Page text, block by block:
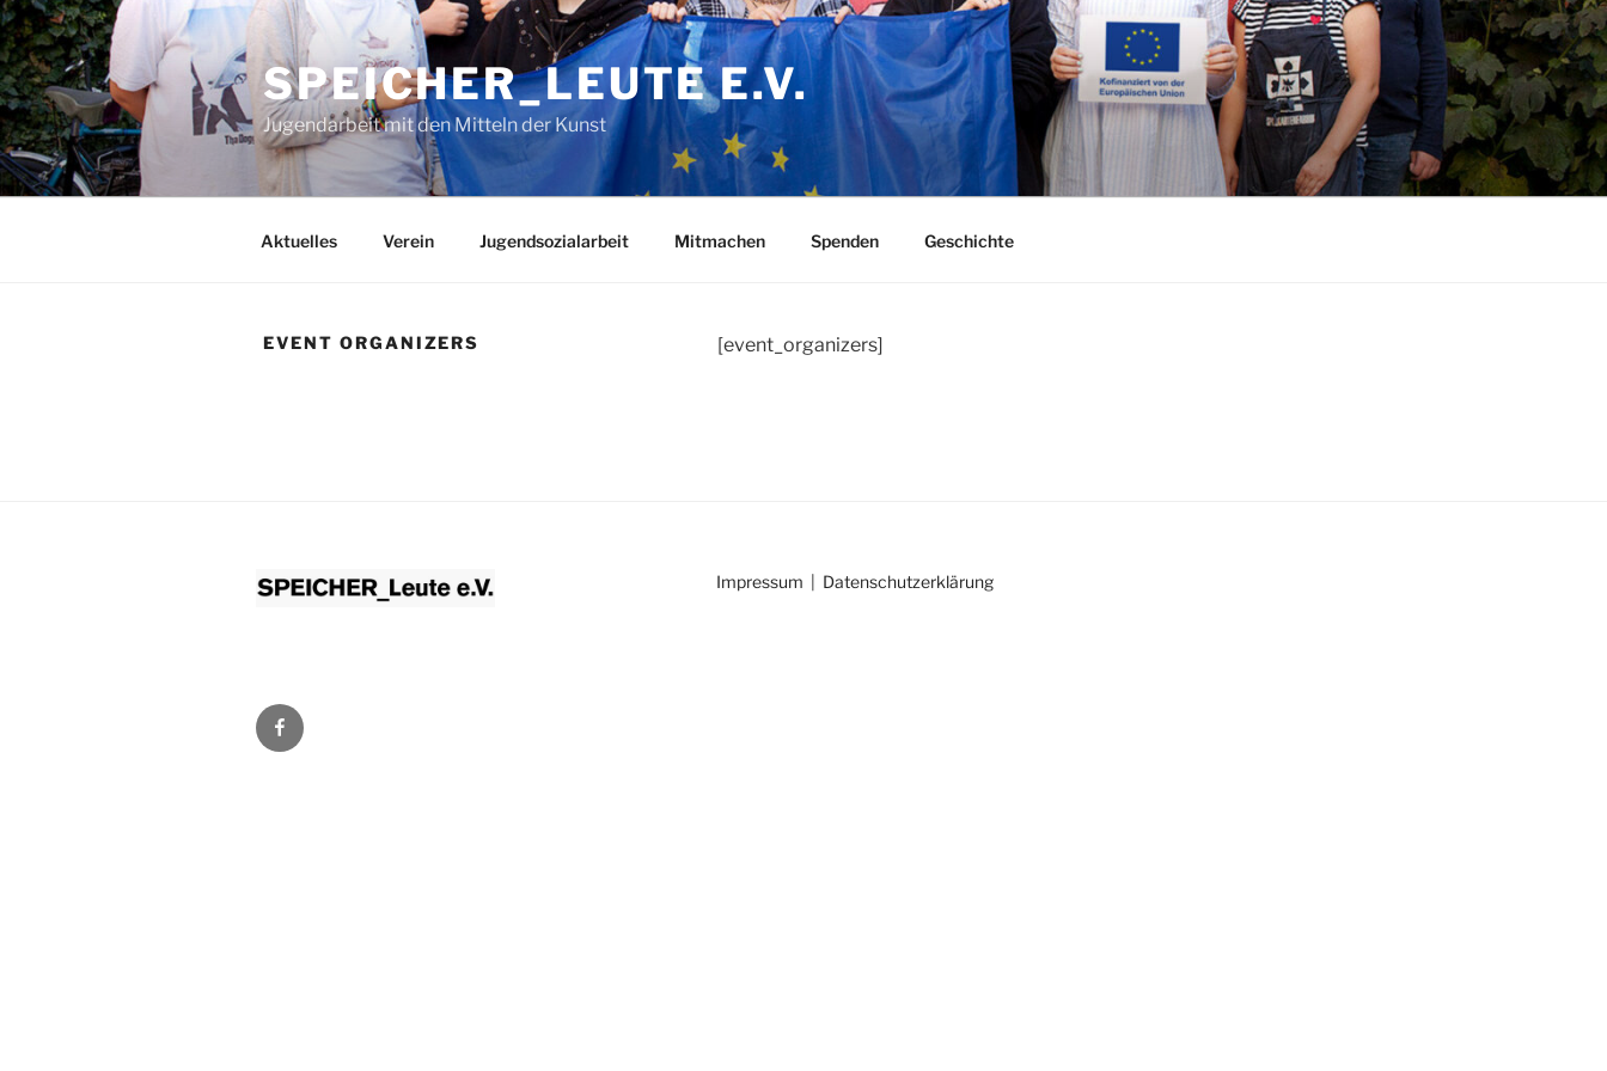
Zum
Inhalt
springen
SPEICHER_LEUTE E.V.
Jugendarbeit mit den Mitteln der Kunst
Aktuelles Verein Jugendsozialarbeit Mitmachen Spenden Geschichte
EVENT ORGANIZERS [event_organizers]
Impressum Datenschutzerklärung
Facebook